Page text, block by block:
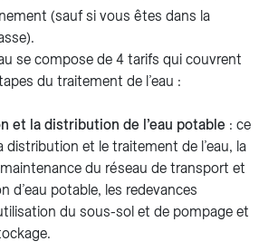
(sauf si vous êtes dans la
se compose de 4 tarifs qui couvrent
du traitement de l’eau :
et la distribution de l’eau potable : ce
distribution et le traitement de l’eau, la
du réseau de transport et
d’eau potable, les redevances
du sous-sol et de pompage et